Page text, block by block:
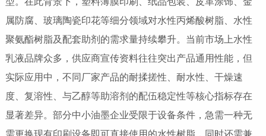
属防腐、玻璃陶瓷印花等细分领域对水性丙烯酸树脂、水性
聚氨酯树脂及配套助剂的需求量持续攀升。当前市场上水性
乳液品牌众多，供应商宣传资料往往突出产品通用性能，但
实际应用中，不同厂家产品的耐揉搓性、耐水性、干燥速
度、复溶性、与乙醇等助溶剂的配伍稳定性等核心指标存在
显著差异。部分中小油墨企业受限于设备条件，急需一种无